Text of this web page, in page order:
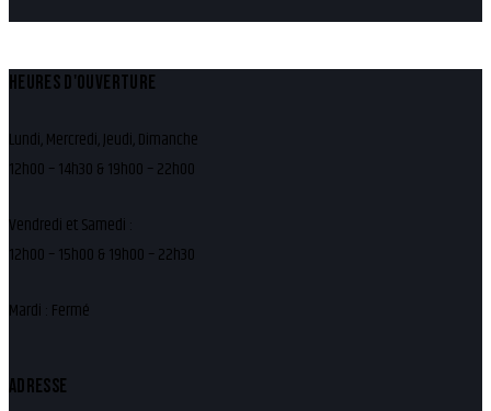
HEURES D'OUVERTURE
Lundi, Mercredi, Jeudi, Dimanche
12h00 – 14h30 & 19h00 – 22h00
Vendredi et Samedi :
12h00 – 15h00 & 19h00 – 22h30
Mardi : Fermé
ADRESSE